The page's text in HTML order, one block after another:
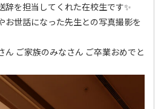
辞を担当してくれた在校生です✨
お世話になった先生との写真撮影を
ん ご家族のみなさん ご卒業おめでと